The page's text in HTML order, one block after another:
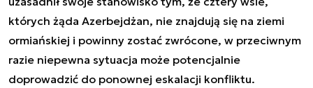
których żąda Azerbejdżan, nie znajdują się na ziemi
ormiańskiej i powinny zostać zwrócone, w przeciwnym
razie niepewna sytuacja może potencjalnie
doprowadzić do ponownej eskalacji konfliktu.